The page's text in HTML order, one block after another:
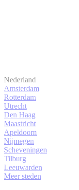
Nederland
Amsterdam
Rotterdam
Utrecht
Den Haag
Maastricht
Apeldoorn
Nijmegen
Scheveningen
Tilburg
Leeuwarden
Meer steden